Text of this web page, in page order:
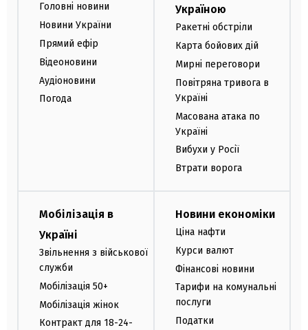
Головні новини
Новини України
Прямий ефір
Відеоновини
Аудіоновини
Погода
Україною
Ракетні обстріли
Карта бойових дій
Мирні переговори
Повітряна тривога в
Україні
Масована атака по
Україні
Вибухи у Росії
Втрати ворога
Мобілізація в
Україні
Звільнення з військової
служби
Мобілізація 50+
Мобілізація жінок
Контракт для 18-24-
Новини економіки
Ціна нафти
Курси валют
Фінансові новини
Тарифи на комунальні
послуги
Податки